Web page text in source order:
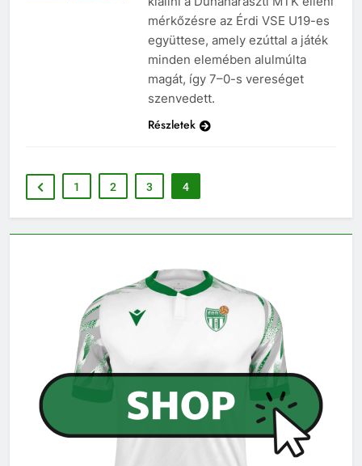
mérkőzésre az Érdi VSE U19-es
együttese, amely ezúttal a játék
minden elemében alulmúlta
magát, így 7–0-s vereséget
szenvedett.
Részletek
1 2 3 4